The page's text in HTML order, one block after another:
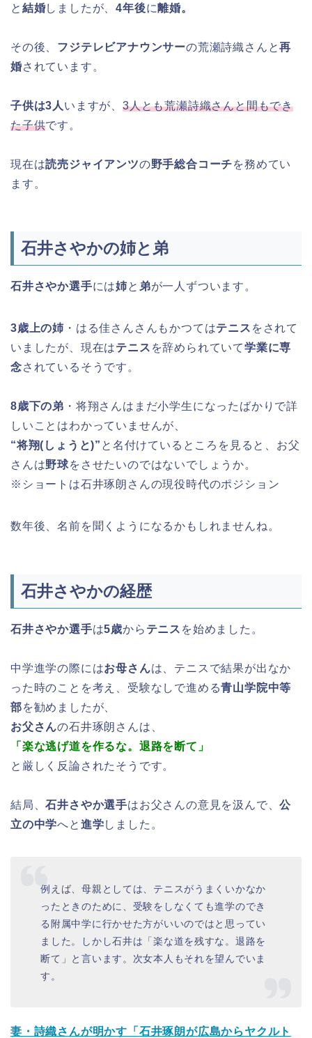
と 結婚しましたが、4年後に離婚。
その後、 フジテレビアナウンサーの荒瀬詩織さんと再
婚されています。
子供は3人 いますが、 3人とも荒瀬詩織さんと間もでき
た子供です。
現在は読売ジャイアンツの野手総合コーチを務めてい
ます。
石井さやかの姉と弟
石井さやか選手には姉と 弟が一人ずついます。
3歳上の姉 ・はる佳さんさんもかつてはテニス をされて
いましたが、現在はテニス を辞められていて学業に専
念されているそうです。
8歳下の弟 ・将翔さんはまだ小学生になったばかりで詳
しいことはわかっていませんが、
“将翔(しょうと)” と名付けているところを見ると、お父
さんは野球をさせたいのではないでしょうか。
※ショートは石井琢朗さんの現役時代のポジション
数年後、名前を聞くようになるかもしれませんね。
石井さやかの経歴
石井さやか選手は5歳から テニス を始めました。
中学進学の際にはお母さんは、テニスで結果が出なか
った時のことを考え、受験なしで進める青山学院中等
部を勧めましたが、
お父さんの石井琢朗さんは、
「楽な逃げ道を作るな。退路を断て」
と厳しく反論されたそうです。
結局、石井さやか選手はお父さんの意見を汲んで、公
立の中学へと 進学しました。
例えば、母親としては、テニスがうまくいかなか
ったときのために、受験をしなくても進学のでき
る附属中学に行かせた方がいいのではと思ってい
ました。しかし石井は「楽な道を残すな。退路を
断て」と言います。次女本人もそれを望んでいま
す。
妻・詩織さんが明かす「石井琢朗が広島からヤクルト